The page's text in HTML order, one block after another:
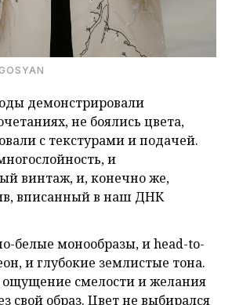
демонстрировали
не боялись цвета,
с текстурами и подачей.
и
винтаж, и, конечно же,
вписанный в наш ДНК
белые монообразы, и head-to-
и глубокие землистые тона.
ощущение смелости и желания
свой образ. Цвет не выбирался